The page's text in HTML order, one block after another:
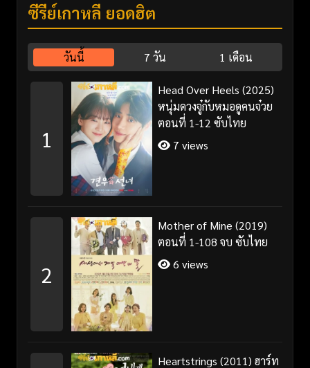
ซีรี่ย์เกาหลี ยอดฮิต
วันนี้ 7 วัน 1 เดือน
1
Head Over Heels (2025)
หนุ่มดวงจู๋กับหมอดูคนจ๋วย
ตอนที่ 1-12 ซับไทย
7 views
2
Mother of Mine (2019)
ตอนที่ 1-108 จบ ซับไทย
6 views
Heartstrings (2011) ฮาร์ท